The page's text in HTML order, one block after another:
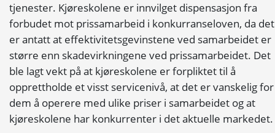
tjenester. Kjøreskolene er innvilget dispensasjon fra
forbudet mot prissamarbeid i konkurranseloven, da det
er antatt at effektivitetsgevinstene ved samarbeidet er
større enn skadevirkningene ved prissamarbeidet. Det
ble lagt vekt på at kjøreskolene er forpliktet til å
opprettholde et visst servicenivå, at det er vanskelig for
dem å operere med ulike priser i samarbeidet og at
kjøreskolene har konkurrenter i det aktuelle markedet.